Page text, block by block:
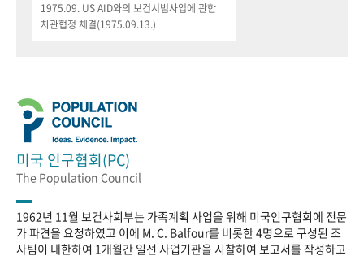
1975.09. US AID와의 보건시범사업에 관한
차관협정 체결(1975.09.13.)
미국 인구협회(PC)
The Population Council
1962년 11월 보건사회부는 가족계획 사업을 위해 미국인구협회에 전문
가 파견을 요청하였고 이에 M. C. Balfour를 비롯한 4명으로 구성된 조
사팀이 내한하여 1개월간 일선 사업기관을 시찰하여 보고서를 작성하고